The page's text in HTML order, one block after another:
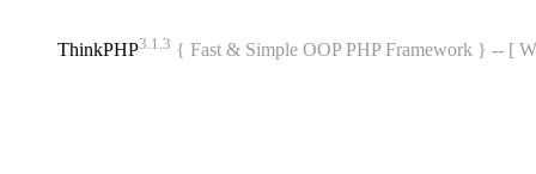
ThinkPHP3.1.3 { Fast & Simple OOP PHP Framework } -- [